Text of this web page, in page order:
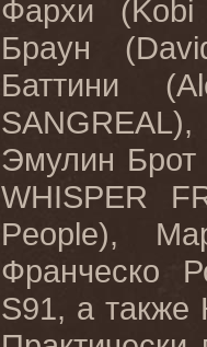
Фархи
Браун
Баттини
Эмулин Брот
WHISPER
People),
Франческо
S91, а также